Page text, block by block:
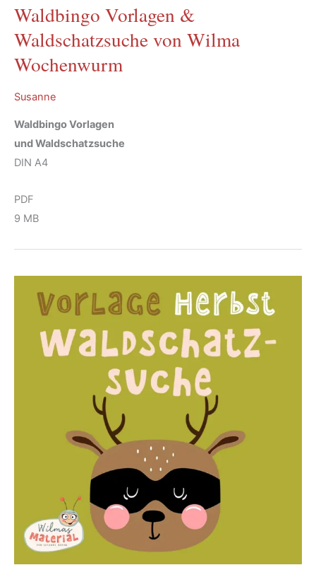
Waldbingo Vorlagen &
Waldschatzsuche von Wilma
Wochenwurm
Susanne
Waldbingo Vorlagen
und Waldschatzsuche
DIN A4
PDF
9 MB